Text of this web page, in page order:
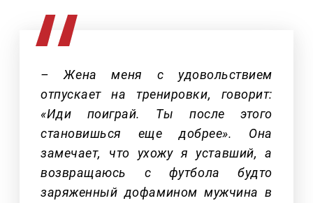
– Жена меня с удовольствием
отпускает на тренировки, говорит:
«Иди поиграй. Ты после этого
становишься еще добрее». Она
замечает, что ухожу я уставший, а
возвращаюсь с футбола будто
заряженный дофамином мужчина в